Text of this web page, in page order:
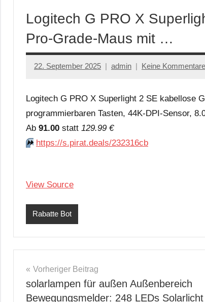
Logitech G PRO X
Pro-Grade-Maus mit …
22. September 2025 admin Keine Kommentare
Logitech G PRO X Superlight 2 SE kabellose
programmierbaren Tasten, 44K-DPI-Sensor,
Аb 91.00 statt 129.99 €
⏩️ https://s.pirat.deals/232316cb
View Source
Rabatte Bot
Beitragsnavigation
Vorheriger Beitrag
solarlampen für außen Außenbereich
Bewegungsmelder: 248 LEDs